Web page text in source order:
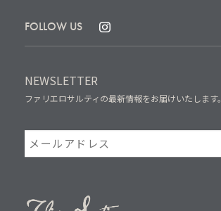
FOLLOW US
NEWSLETTER
ファリエロサルティの最新情報をお届けいたします。